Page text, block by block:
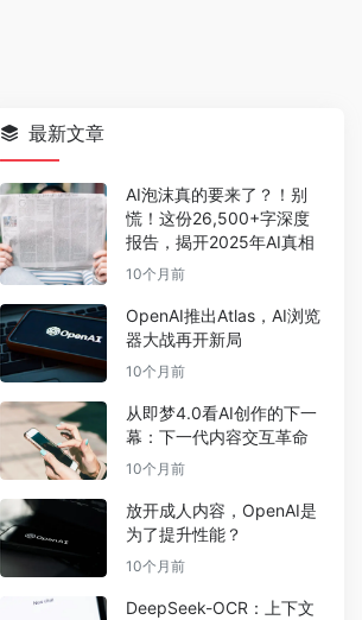
最新文章
AI泡沫真的要来了？！别
慌！这份26,500+字深度
报告，揭开2025年AI真相
10个月前
OpenAI推出Atlas，AI浏览
器大战再开新局
10个月前
从即梦4.0看AI创作的下一
幕：下一代内容交互革命
10个月前
放开成人内容，OpenAI是
为了提升性能？
10个月前
DeepSeek-OCR：上下文